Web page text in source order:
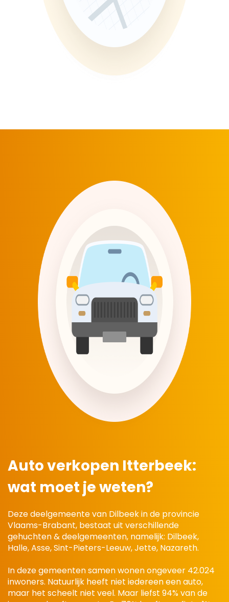
Auto verkopen Itterbeek:
wat moet je weten?
Deze deelgemeente van Dilbeek in de provincie
Vlaams-Brabant, bestaat uit verschillende
gehuchten & deelgemeenten, namelijk: Dilbeek,
Halle, Asse, Sint-Pieters-Leeuw, Jette, Nazareth.
In deze gemeenten samen wonen ongeveer 42.024
inwoners. Natuurlijk heeft niet iedereen een auto,
maar het scheelt niet veel. Maar liefst 94% van de